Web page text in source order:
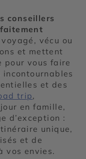
conseillers
vécu ou
et mettent
pour vous faire
et des
trip,
en famille,
d’exception :
unique,
et de
vos envies.